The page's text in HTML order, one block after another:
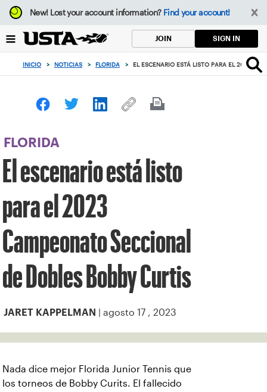
Enfoque
desde
botón
volver
principio
New!Lost your account information? Find your account!
JOIN SIGN IN
INICIO > NOTICIAS > FLORIDA > EL ESCENARIO ESTÁ LISTO PARA EL 2023
FLORIDA
El escenario está listo
para el 2023
Campeonato Seccional
de Dobles Bobby Curtis
JARET KAPPELMAN | agosto 17 , 2023
Nada dice mejor Florida Junior Tennis que
los torneos de Bobby Curits. El fallecido